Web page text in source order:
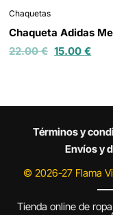
Chaquetas
Chaqueta Adidas
22.00€ 15.00€
Términos y
Envíos y
© 2026-27 Flama
Tienda online de